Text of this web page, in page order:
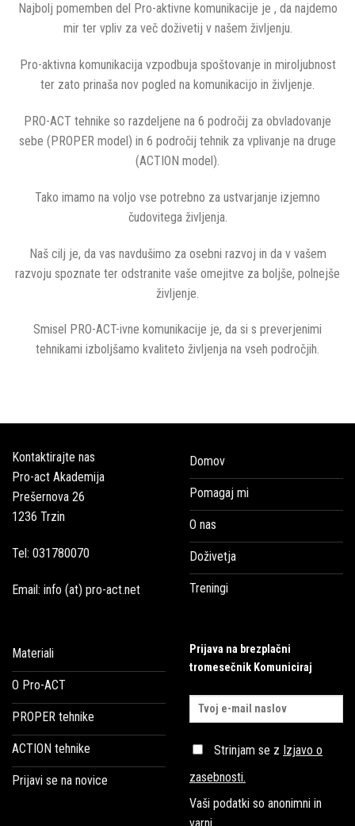
Najbolj pomemben del Pro-aktivne komunikacije je , da najdemo
mir ter vpliv za več doživetij v našem življenju.
Pro-aktivna komunikacija vzpodbuja spoštovanje in miroljubnost
ter zato prinaša nov pogled na komunikacijo in življenje.
PRO-ACT tehnike so razdeljene na 6 področij za obvladovanje
sebe (PROPER model) in 6 področij tehnik za vplivanje na druge
(ACTION model).
Tako imamo na voljo vse potrebno za ustvarjanje izjemno
čudovitega življenja.
Naš cilj je, da vas navdušimo za osebni razvoj in da v vašem
razvoju spoznate ter odstranite vaše omejitve za boljše, polnejše
življenje.
Smisel PRO-ACT-ivne komunikacije je, da si s preverjenimi
tehnikami izboljšamo kvaliteto življenja na vseh področjih.
Kontaktirajte nas
Pro-act Akademija
Prešernova 26
1236 Trzin
Tel: 031780070
Email: info (at) pro-act.net
Domov
Pomagaj mi
O nas
Doživetja
Treningi
Materiali
O Pro-ACT
PROPER tehnike
ACTION tehnike
Prijavi se na novice
Prijava na brezplačni
tromesečnik Komuniciraj
Strinjam se z Izjavo o
zasebnosti.
Vaši podatki so anonimni in
varni.